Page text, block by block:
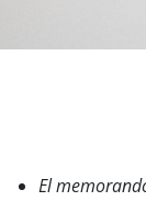
El